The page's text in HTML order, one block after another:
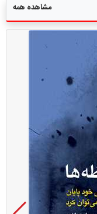
مشاهده همه